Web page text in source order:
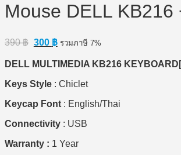
Mouse DELL KB216
390฿ Original
price
was:
300 ฿Current
price
is:
รวมภาษี 7%
DELL MULTIMEDIA KB216
Keys Style : Chiclet
Keycap Font : English/Thai
Connectivity : USB
Warranty : 1 Year